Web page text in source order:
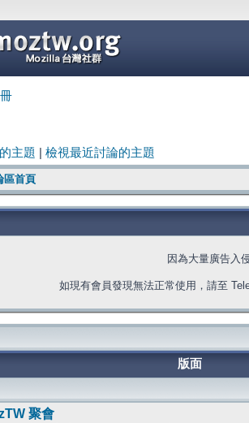
主題 檢視最近討論的主題
區首頁
因為大量廣告入
如現有會員發現無法正常使用，請至
版面
聚會